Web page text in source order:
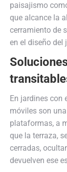
paisajismo
que alcance la
cerramiento de
en el diseño del
En jardines con
móviles son
plataformas, a
que la terraza,
cerradas,
devuelven ese